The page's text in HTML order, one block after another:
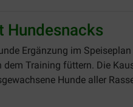
Hundesnacks
Ergänzung im
Training füttern. Die
Hunde aller